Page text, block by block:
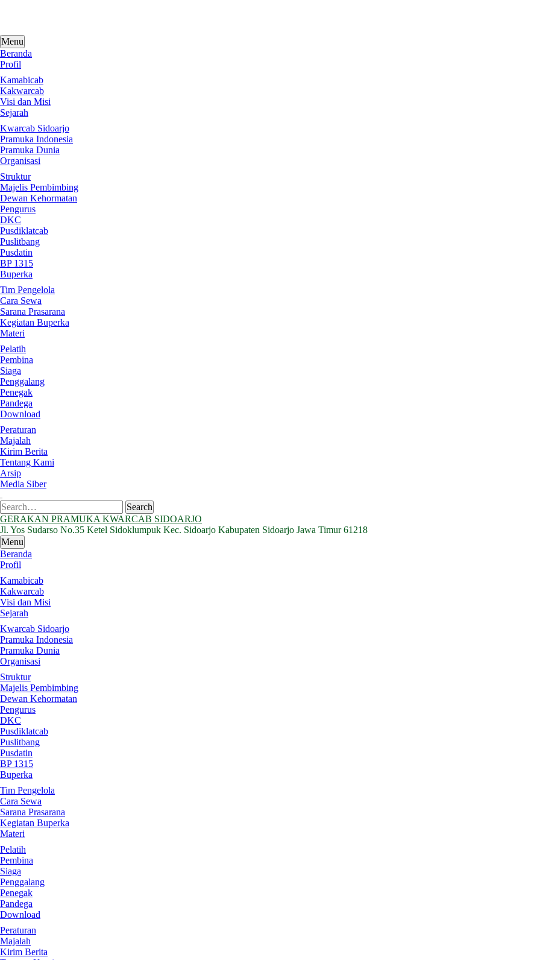
Menu
Beranda
Profil
Kamabicab
Kakwarcab
Visi dan Misi
Sejarah
Kwarcab Sidoarjo
Pramuka Indonesia
Pramuka Dunia
Organisasi
Struktur
Majelis Pembimbing
Dewan Kehormatan
Pengurus
DKC
Pusdiklatcab
Puslitbang
Pusdatin
BP 1315
Buperka
Tim Pengelola
Cara Sewa
Sarana Prasarana
Kegiatan Buperka
Materi
Pelatih
Pembina
Siaga
Penggalang
Penegak
Pandega
Download
Peraturan
Majalah
Kirim Berita
Tentang Kami
Arsip
Media Siber
Search
for:
Search
GERAKAN PRAMUKA KWARCAB SIDOARJO
Jl. Yos Sudarso No.35 Ketel Sidoklumpuk Kec. Sidoarjo Kabupaten Sidoarjo Jawa Timur 61218
Menu
Beranda
Profil
Kamabicab
Kakwarcab
Visi dan Misi
Sejarah
Kwarcab Sidoarjo
Pramuka Indonesia
Pramuka Dunia
Organisasi
Struktur
Majelis Pembimbing
Dewan Kehormatan
Pengurus
DKC
Pusdiklatcab
Puslitbang
Pusdatin
BP 1315
Buperka
Tim Pengelola
Cara Sewa
Sarana Prasarana
Kegiatan Buperka
Materi
Pelatih
Pembina
Siaga
Penggalang
Penegak
Pandega
Download
Peraturan
Majalah
Kirim Berita